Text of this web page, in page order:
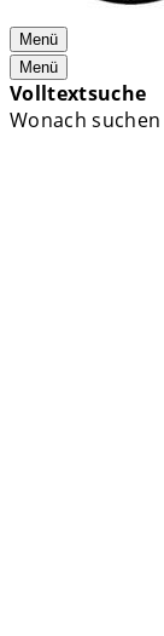
Menü
Menü
Volltextsuche
Wonach suchen